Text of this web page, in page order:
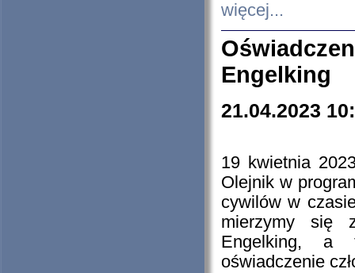
więcej...
Engelking
21.04.2023
19 kwietnia
Olejnik w
cywilów w
mierzymy się
Engelking, a
oświadczenie